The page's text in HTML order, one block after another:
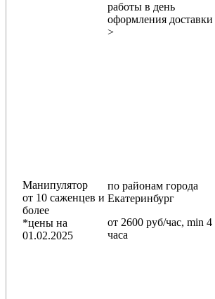
работы в день
оформления доставки
>
Манипулятор
от 10 саженцев и
более
*цены на
01.02.2025
по районам города
Екатеринбург
от 2600 руб/час, min 4
часа